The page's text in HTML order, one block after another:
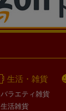
生活・雑貨
バラエティ雑貨
生活雑貨